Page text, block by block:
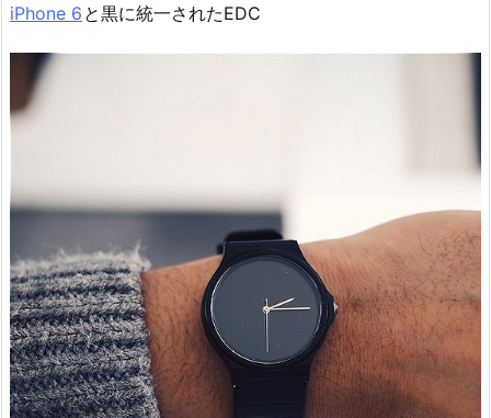
iPhone 6 と黒に統一されたEDC